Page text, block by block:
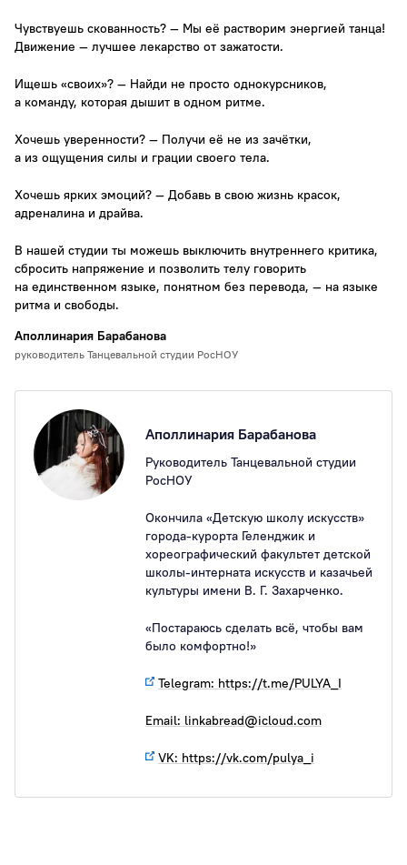
Чувствуешь скованность? — Мы её растворим энергией танца!
Движение — лучшее лекарство от зажатости.
Ищешь «своих»? — Найди не просто однокурсников,
а команду, которая дышит в одном ритме.
Хочешь уверенности? — Получи её не из зачётки,
а из ощущения силы и грации своего тела.
Хочешь ярких эмоций? — Добавь в свою жизнь красок,
адреналина и драйва.
В нашей студии ты можешь выключить внутреннего критика,
сбросить напряжение и позволить телу говорить
на единственном языке, понятном без перевода, — на языке
ритма и свободы.
Аполлинария Барабанова
руководитель Танцевальной студии РосНОУ
Аполлинария Барабанова
Руководитель Танцевальной студии
РосНОУ
Окончила «Детскую школу искусств»
города-курорта Геленджик и
хореографический факультет детской
школы-интерната искусств и казачьей
культуры имени В. Г. Захарченко.
«Постараюсь сделать всё, чтобы вам
было комфортно!»
Telegram: https://t.me/PULYA_I
Email: linkabread@icloud.com
VK: https://vk.com/pulya_i